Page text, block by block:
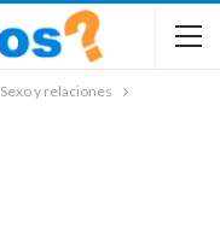
Sexo y relaciones